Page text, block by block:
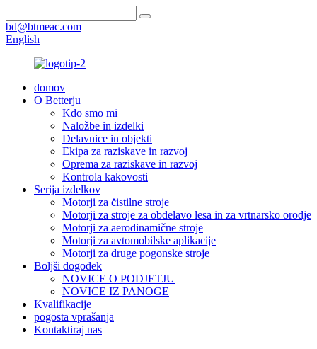
bd@btmeac.com
English
domov
O Betterju
Kdo smo mi
Naložbe in izdelki
Delavnice in objekti
Ekipa za raziskave in razvoj
Oprema za raziskave in razvoj
Kontrola kakovosti
Serija izdelkov
Motorji za čistilne stroje
Motorji za stroje za obdelavo lesa in za vrtnarsko orodje
Motorji za aerodinamične stroje
Motorji za avtomobilske aplikacije
Motorji za druge pogonske stroje
Boljši dogodek
NOVICE O PODJETJU
NOVICE IZ PANOGE
Kvalifikacije
pogosta vprašanja
Kontaktiraj nas